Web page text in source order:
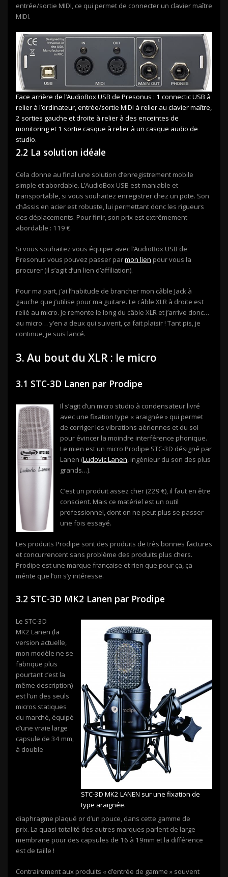
entrée/sortie MIDI, ce qui permet de connecter un clavier maître
MIDI.
Face arrière de l’AudioBox USB de Presonus : 1 connectic USB à
relier à l’ordinateur, entrée/sortie MIDI à relier au clavier maître,
2 sorties gauche et droite à relier à des enceintes de
monitoring et 1 sortie casque à relier à un casque audio de
studio.
2.2 La solution idéale
Cela donne au final une solution d’enregistrement mobile
simple et abordable. L’AudioBox USB est maniable et
transportable, si vous souhaitez enregistrer chez un pote. Son
châssis en acier est robuste, lui permettant donc les rigueurs
des déplacements. Pour finir, son prix est extrêmement
abordable : 119 €.
Si vous souhaitez vous équiper avec l’AudioBox USB de
Presonus vous pouvez passer parmon lien pour vous la
procurer (il s’agit d’un lien d’affiliation).
Pour ma part, j’ai l’habitude de brancher mon câble Jack à
gauche que j’utilise pour ma guitare. Le câble XLR à droite est
relié au micro. Je remonte le long du câble XLR et j’arrive donc…
au micro… y’en a deux qui suivent, ça fait plaisir ! Tant pis, je
continue, je suis lancé.
3. Au bout du XLR : le micro
3.1 STC-3D Lanen par Prodipe
Il s’agit d’un micro studio à condensateur livré
avec une fixation type « araignée » qui permet
de corriger les vibrations aériennes et du sol
pour évincer la moindre interférence phonique.
Le mien est un micro Prodipe STC-3D désigné par
Lanen (Ludovic Lanen, ingénieur du son des plus
grands…).
C’est un produit assez cher (229 €), il faut en être
conscient. Mais ce matériel est un outil
professionnel, dont on ne peut plus se passer
une fois essayé.
Les produits Prodipe sont des produits de très bonnes factures
et concurrencent sans problème des produits plus chers.
Prodipe est une marque française et rien que pour ça, ça
mérite que l’on s’y intéresse.
3.2 STC-3D MK2 Lanen par Prodipe
STC-3D MK2 LANEN sur une fixation de
type araignée.
Le STC-3D
MK2 Lanen (la
version actuelle,
mon modèle ne se
fabrique plus
pourtant c’est la
même description)
est l’un des seuls
micros statiques
du marché, équipé
d’une vraie large
capsule de 34 mm,
à double
diaphragme plaqué or d’un pouce, dans cette gamme de
prix. La quasi-totalité des autres marques parlent de large
membrane pour des capsules de 16 à 19mm et la différence
est de taille !
Contrairement aux produits « d’entrée de gamme » souvent